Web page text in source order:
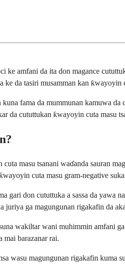
ke amfani da ita don magance
ke da tasiri musamman kan
fama da mummunan kamuwa
da cututtukan ƙwayoyin cuta masu
masu tsanani waɗanda sauran
cuta masu gram-negative
gari don cututtuka a sassa da yawa
juriya ga magungunan rigakafin da
wakiltar wani muhimmin amfani
mai barazanar rai.
wasu magungunan rigakafin kuma